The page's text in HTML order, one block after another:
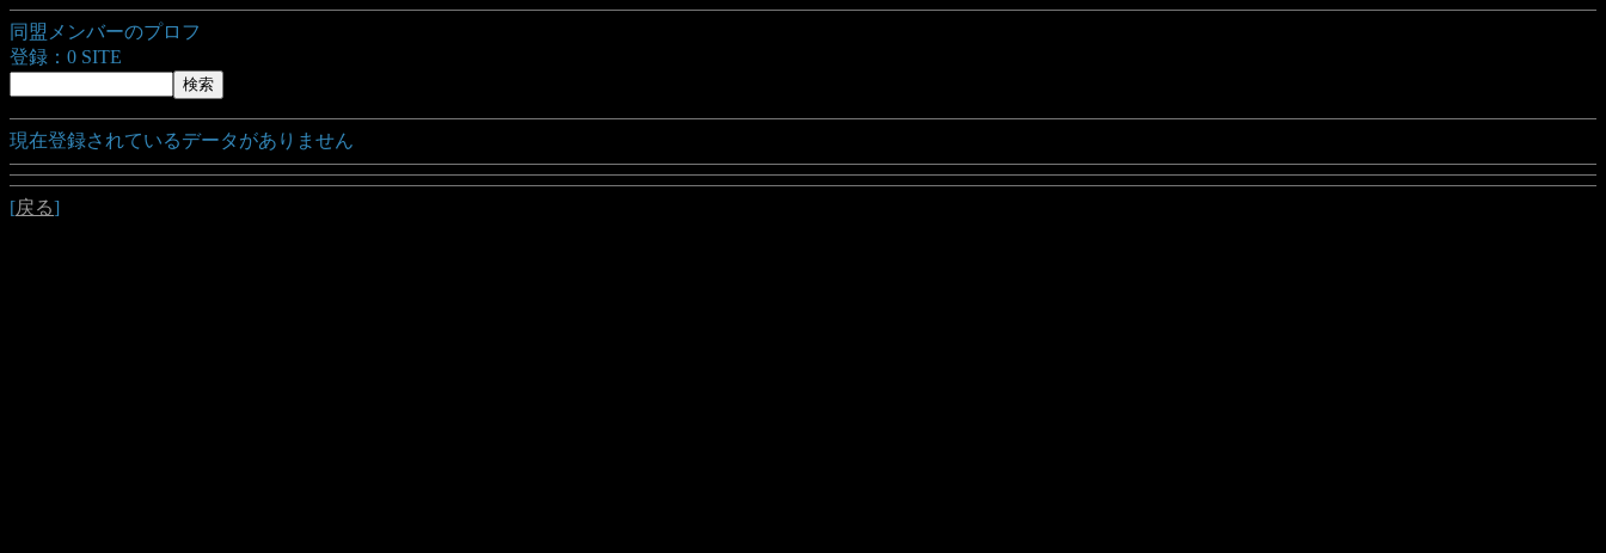
同盟メンバーのプロフ
登録：0 SITE
現在登録されているデータがありません
[戻る]